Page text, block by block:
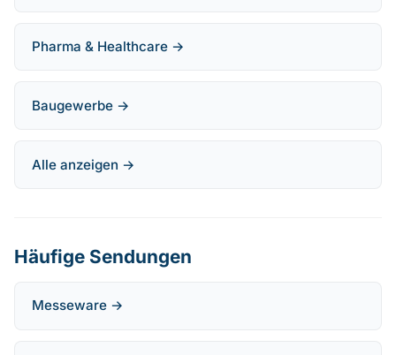
Pharma & Healthcare →
Baugewerbe →
Alle anzeigen →
Häufige Sendungen
Messeware →